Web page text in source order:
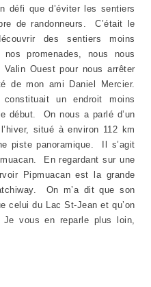
défi que d’éviter les sentiers
de randonneurs. C’était le
des sentiers moins
promenades, nous nous
Ouest pour nous arrêter
de mon ami Daniel Mercier.
un endroit moins
début. On nous a parlé d’un
situé à environ 112 km
piste panoramique. Il s’agit
En regardant sur une
Pipmuacan est la grande
On m’a dit que son
celui du Lac St-Jean et qu’on
vous en reparle plus loin,